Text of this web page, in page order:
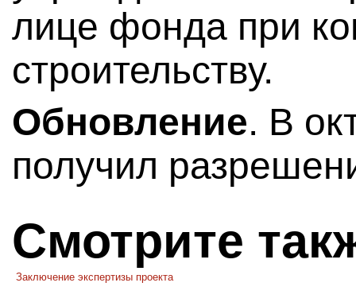
лице фонда при
строительству.
Обновление. В
получил
Смотрите
Заключение экспертизы проекта